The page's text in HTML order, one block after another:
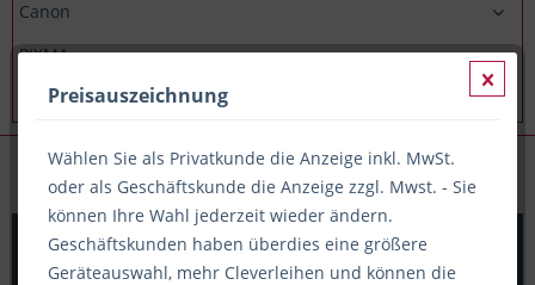
Canon PIXMA MX886
Printation Tinte ersetzt Canon PGI-525PGBK, ca. 323 S.,
pigmentschwarz
Preisauszeichnung
Wählen Sie als Privatkunde die Anzeige inkl. MwSt.
oder als Geschäftskunde die Anzeige zzgl. Mwst. - Sie
können Ihre Wahl jederzeit wieder ändern.
Geschäftskunden haben überdies eine größere
Geräteauswahl, mehr Cleverleihen und können die